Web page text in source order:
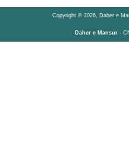
Copyright © 2026, Daher e
Daher e Mansur-